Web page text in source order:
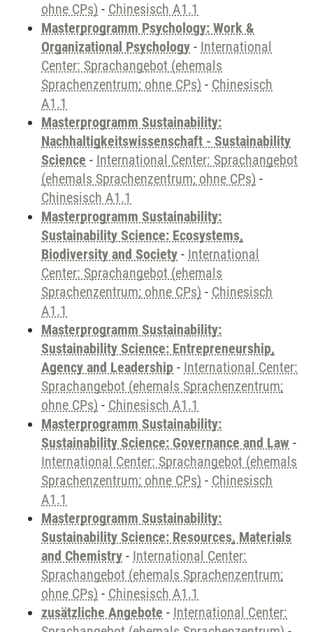
ohne CPs) - Chinesisch A1.1
Masterprogramm Psychology: Work &
Organizational Psychology - International
Center: Sprachangebot (ehemals
Sprachenzentrum; ohne CPs) - Chinesisch
A1.1
Masterprogramm Sustainability:
Nachhaltigkeitswissenschaft - Sustainability
Science - International Center: Sprachangebot
(ehemals Sprachenzentrum; ohne CPs) -
Chinesisch A1.1
Masterprogramm Sustainability:
Sustainability Science: Ecosystems,
Biodiversity and Society - International
Center: Sprachangebot (ehemals
Sprachenzentrum; ohne CPs) - Chinesisch
A1.1
Masterprogramm Sustainability:
Sustainability Science: Entrepreneurship,
Agency and Leadership - International Center:
Sprachangebot (ehemals Sprachenzentrum;
ohne CPs) - Chinesisch A1.1
Masterprogramm Sustainability:
Sustainability Science: Governance and Law -
International Center: Sprachangebot (ehemals
Sprachenzentrum; ohne CPs) - Chinesisch
A1.1
Masterprogramm Sustainability:
Sustainability Science: Resources, Materials
and Chemistry - International Center:
Sprachangebot (ehemals Sprachenzentrum;
ohne CPs) - Chinesisch A1.1
zusätzliche Angebote - International Center: